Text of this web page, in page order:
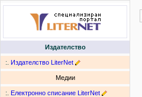
Издателство
:. Издателство LiterNet
Медии
:. Електронно списание LiterNet